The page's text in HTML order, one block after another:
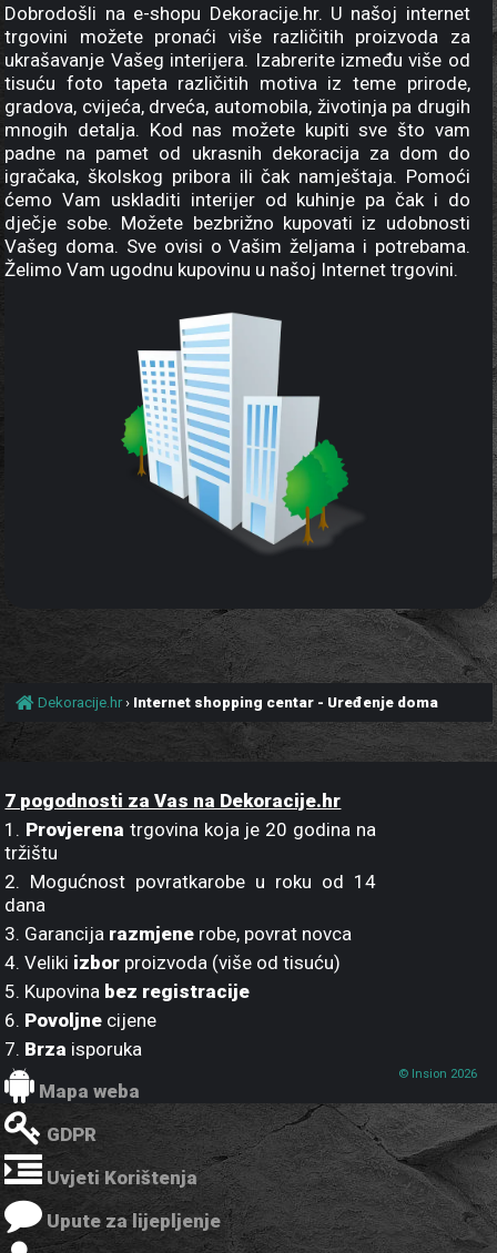
Dobrodošli na e-shopu Dekoracije.hr. U našoj internet
trgovini možete pronaći više različitih proizvoda za
ukrašavanje Vašeg interijera. Izabrerite između više od
tisuću foto tapeta različitih motiva iz teme prirode,
gradova, cvijeća, drveća, automobila, životinja pa drugih
mnogih detalja. Kod nas možete kupiti sve što vam
padne na pamet od ukrasnih dekoracija za dom do
igračaka, školskog pribora ili čak namještaja. Pomoći
ćemo Vam uskladiti interijer od kuhinje pa čak i do
dječje sobe. Možete bezbrižno kupovati iz udobnosti
Vašeg doma. Sve ovisi o Vašim željama i potrebama.
Želimo Vam ugodnu kupovinu u našoj Internet trgovini.
Dekoracije.hr› Internet shopping centar - Uređenje doma
7 pogodnosti za Vas na Dekoracije.hr
1. Provjerena trgovina koja je 20 godina na
tržištu
2. Mogućnost povratkarobe u roku od 14
dana
3. Garancija razmjene robe, povrat novca
4. Veliki izbor proizvoda (više od tisuću)
5. Kupovina bez registracije
6. Povoljne cijene
7. Brza isporuka
Mapa weba
GDPR
Uvjeti Korištenja
Upute za lijepljenje
© Insion 2026